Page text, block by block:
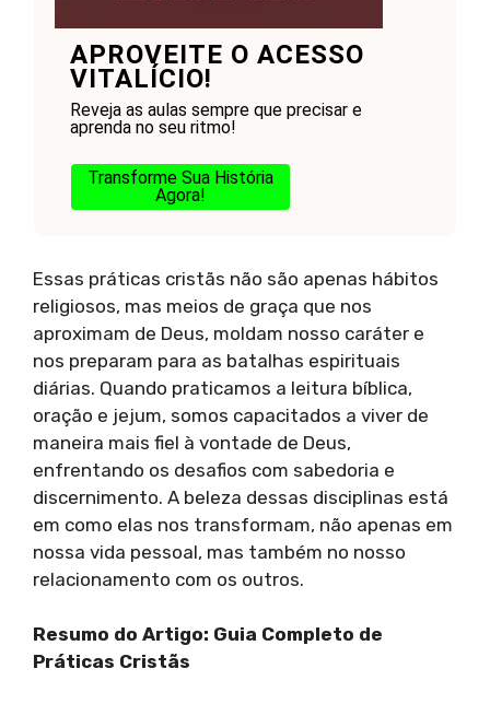
APROVEITE O ACESSO
VITALÍCIO!
Reveja as aulas sempre que precisar e
aprenda no seu ritmo!
Transforme Sua História
Agora!
Essas práticas cristãs não são apenas hábitos
religiosos, mas meios de graça que nos
aproximam de Deus, moldam nosso caráter e
nos preparam para as batalhas espirituais
diárias. Quando praticamos a leitura bíblica,
oração e jejum, somos capacitados a viver de
maneira mais fiel à vontade de Deus,
enfrentando os desafios com sabedoria e
discernimento. A beleza dessas disciplinas está
em como elas nos transformam, não apenas em
nossa vida pessoal, mas também no nosso
relacionamento com os outros.
Resumo do Artigo: Guia Completo de
Práticas Cristãs